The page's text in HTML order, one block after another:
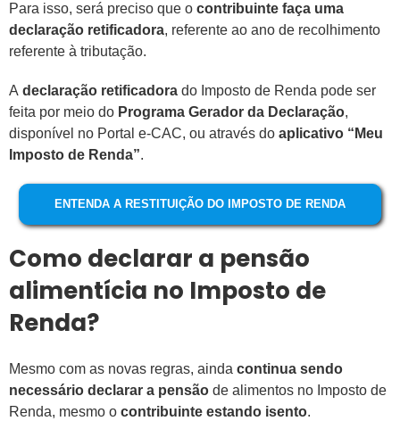
Para isso, será preciso que o contribuinte faça uma
declaração retificadora, referente ao ano de recolhimento
referente à tributação.
A declaração retificadora do Imposto de Renda pode ser
feita por meio do Programa Gerador da Declaração,
disponível no Portal e-CAC, ou através do aplicativo “Meu
Imposto de Renda”.
ENTENDA A RESTITUIÇÃO DO IMPOSTO DE RENDA
Como declarar a pensão
alimentícia no Imposto de
Renda?
Mesmo com as novas regras, ainda continua sendo
necessário declarar a pensão de alimentos no Imposto de
Renda, mesmo o contribuinte estando isento.